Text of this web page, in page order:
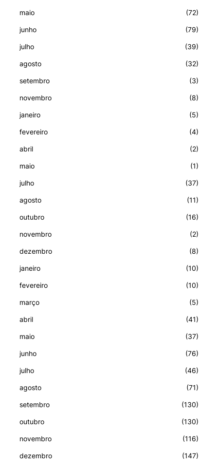
maio (72)
junho (79)
julho (39)
agosto (32)
setembro (3)
novembro (8)
janeiro (5)
fevereiro (4)
abril (2)
maio (1)
julho (37)
agosto (11)
outubro (16)
novembro (2)
dezembro (8)
janeiro (10)
fevereiro (10)
março (5)
abril (41)
maio (37)
junho (76)
julho (46)
agosto (71)
setembro (130)
outubro (130)
novembro (116)
dezembro (147)